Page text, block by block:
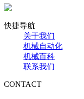
快捷导航
关于我们
机械自动化
机械百科
联系我们
CONTACT